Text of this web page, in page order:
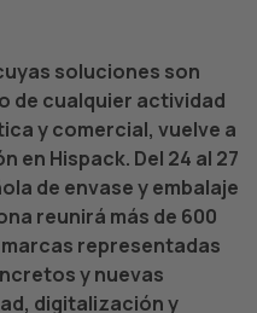
soluciones son
de cualquier actividad
y comercial, vuelve a
en Hispack. Del 24 al 27
de envase y embalaje
reunirá más de 600
representadas
y nuevas
digitalización y